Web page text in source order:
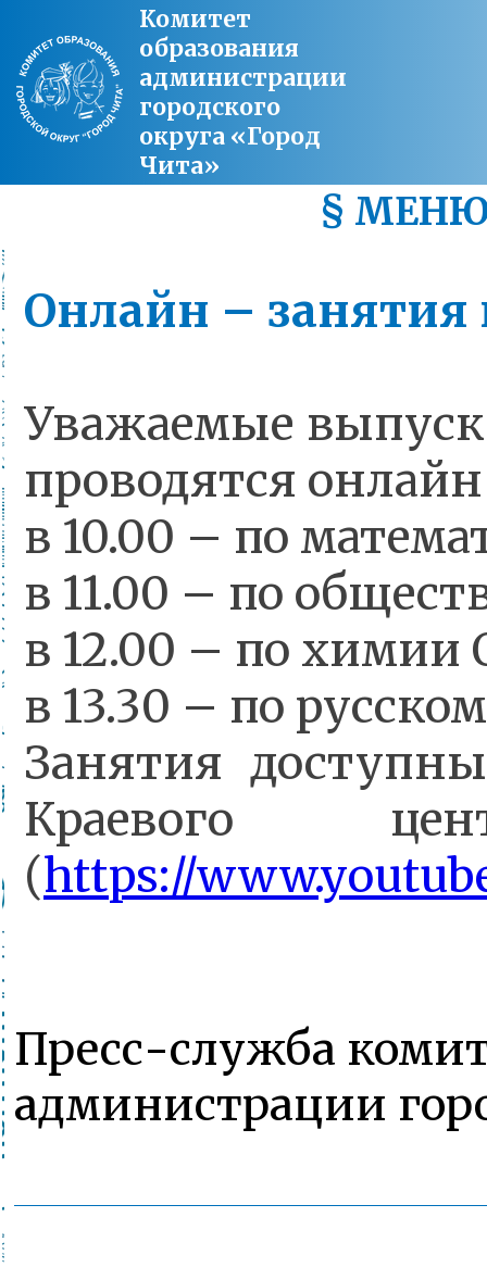
Комитет
образования
администрации
городского
округа «Город
Чита»
§
Онлайн – занятия
Уважаемые
проводятся
в 10.00 – по
в 11.00 – по
в 12.00 – по химии
в 13.30 – по
Занятия
Краевого
(https://
Пресс-служба
администрации